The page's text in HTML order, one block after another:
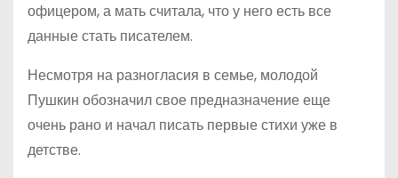
офицером, а мать считала, что у него есть все
данные стать писателем.
Несмотря на разногласия в семье, молодой
Пушкин обозначил свое предназначение еще
очень рано и начал писать первые стихи уже в
детстве.